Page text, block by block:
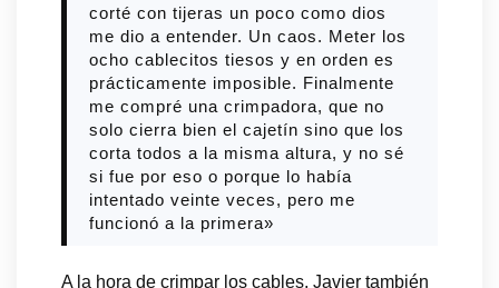
corté con tijeras un poco como dios
me dio a entender. Un caos. Meter los
ocho cablecitos tiesos y en orden es
prácticamente imposible. Finalmente
me compré una crimpadora, que no
solo cierra bien el cajetín sino que los
corta todos a la misma altura, y no sé
si fue por eso o porque lo había
intentado veinte veces, pero me
funcionó a la primera»
A la hora de crimpar los cables, Javier también